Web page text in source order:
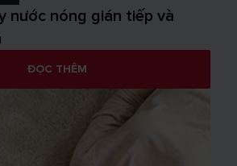
nước nóng gián tiếp và
ĐỌC THÊM